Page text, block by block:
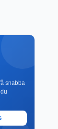
snabba